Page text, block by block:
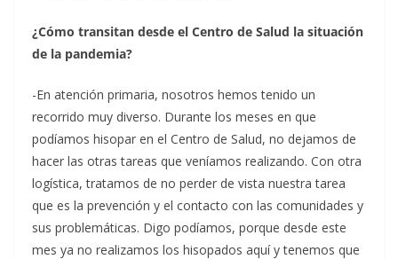
¿Cómo transitan desde el Centro de Salud la situación
de la pandemia?
-En atención primaria, nosotros hemos tenido un
recorrido muy diverso. Durante los meses en que
podíamos hisopar en el Centro de Salud, no dejamos de
hacer las otras tareas que veníamos realizando. Con otra
logística, tratamos de no perder de vista nuestra tarea
que es la prevención y el contacto con las comunidades y
sus problemáticas. Digo podíamos, porque desde este
mes ya no realizamos los hisopados aquí y tenemos que